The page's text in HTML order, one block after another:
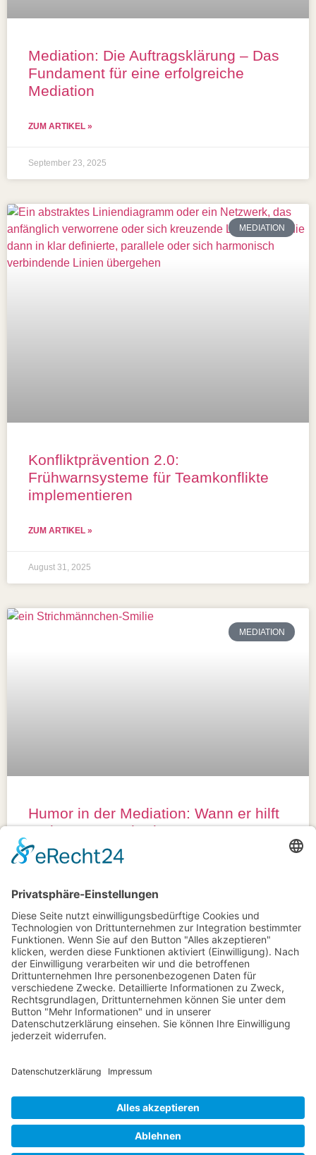
Mediation: Die Auftragsklärung – Das
Fundament für eine erfolgreiche
Mediation
ZUM ARTIKEL »
September 23, 2025
MEDIATION
Konfliktprävention 2.0:
Frühwarnsysteme für Teamkonflikte
implementieren
ZUM ARTIKEL »
August 31, 2025
MEDIATION
Humor in der Mediation: Wann er hilft
und wann er schadet
ZUM ARTIKEL »
August 24, 2025
Jens Eggert im Kampe
kontakt@tiefsicht.de
+49 6257 9995 961
Impressum